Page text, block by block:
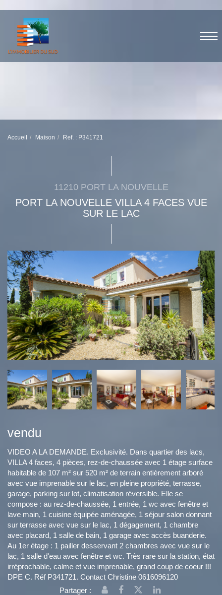
Accueil Maison Ref. : P341721
11210 PORT LA NOUVELLE
PORT LA NOUVELLE VILLA 4 FACES VUE
SUR LE LAC
vendu
VIDEO A LA DEMANDE. Exclusivité. Dans quartier des lacs,
VILLA 4 faces, 4 pièces, rez-de-chaussée avec 1 étage surface
habitable de 107 m² sur 520 m² de terrain entièrement arboré
avec vue imprenable sur le lac, en pleine propriété, terrasse,
garage, parking sur lot, climatisation réversible. Elle se
compose : au rez-de-chaussée, 1 entrée, 1 wc avec fenêtre et
lave main, 1 cuisine équipée aménagée, 1 séjour salon donnant
sur terrasse avec vue sur le lac, 1 dégagement, 1 chambre
avec placard, 1 salle de bain, 1 garage avec accès buanderie.
Au 1er étage : 1 pailler desservant 2 chambres avec vue sur le
lac, 1 salle d'eau avec fenêtre et wc. Très rare sur la station, état
irréprochable, calme et vue imprenable, grand coup de coeur !!!
DPE C. Réf P341721. Contact Christine 0616096120
Partager :